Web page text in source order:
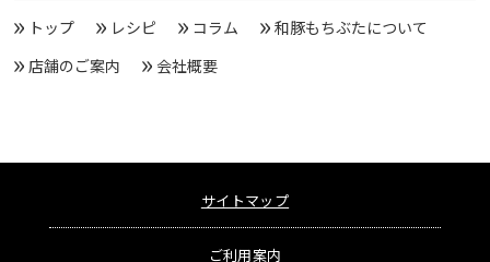
トップ レシピ コラム
和豚もちぶたについて
店舗のご案内
会社概要
サイトマップ
ご利用案内